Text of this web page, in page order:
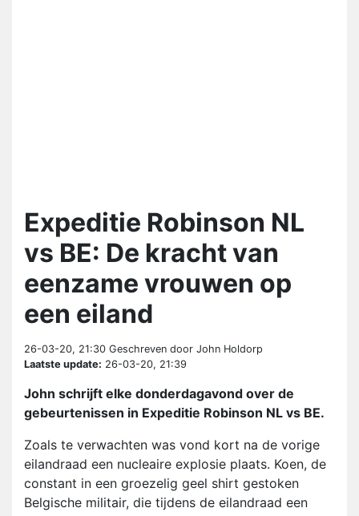
Expeditie Robinson NL
vs BE: De kracht van
eenzame vrouwen op
een eiland
26-03-20, 21:30 Geschreven door John Holdorp
Laatste update: 26-03-20, 21:39
John schrijft elke donderdagavond over de
gebeurtenissen in Expeditie Robinson NL vs BE.
Zoals te verwachten was vond kort na de vorige
eilandraad een nucleaire explosie plaats. Koen, de
constant in een groezelig geel shirt gestoken
Belgische militair, die tijdens de eilandraad een